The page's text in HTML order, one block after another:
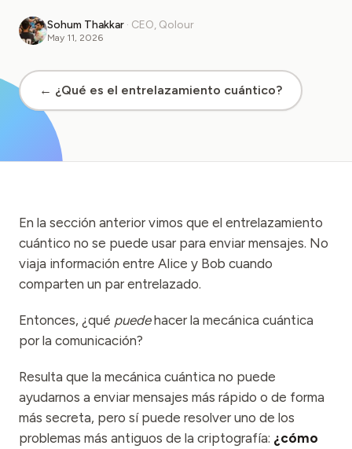
Caso de estudio educativo
Undergraduate Quantum Education
Documento técnico
Computadoras cuánticas
Actividades
Aprendizaje
Cronologías
Comunidades
Sohum Thakkar · CEO, Qolour
May 11, 2026
← ¿Qué es el entrelazamiento cuántico?
En la sección anterior vimos que el entrelazamiento
cuántico no se puede usar para enviar mensajes. No
viaja información entre Alice y Bob cuando
comparten un par entrelazado.
Entonces, ¿qué puedehacer la mecánica cuántica
por la comunicación?
Resulta que la mecánica cuántica no puede
ayudarnos a enviar mensajes más rápido o de forma
más secreta, pero sí puede resolver uno de los
problemas más antiguos de la criptografía: ¿cómo